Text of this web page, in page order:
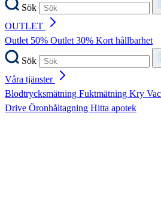
Sök
OUTLET
Outlet 50% Outlet 30% Kort hållbarhet
Sök
Våra tjänster
Blodtrycksmätning Fuktmätning Kry
Drive Öronhåltagning Hitta apotek